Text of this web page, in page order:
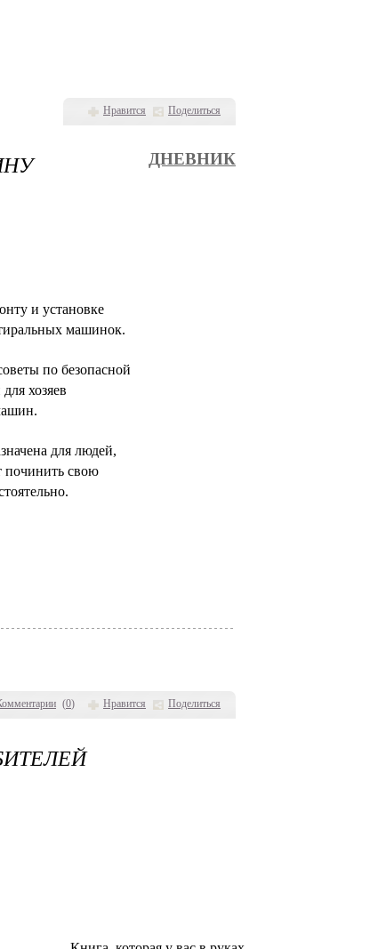
Нравится Поделиться
(0) Нравится Поделиться
ДНЕВНИК
и установке
машинок.
по безопасной
хозяев
для людей,
починить свою